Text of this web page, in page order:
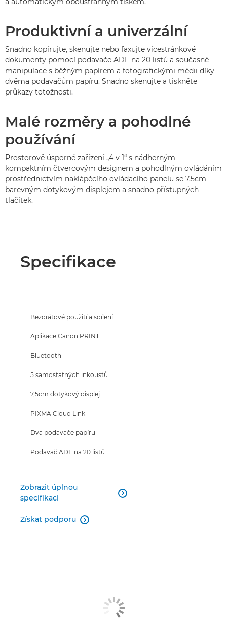
Produktivní a univerzální
Snadno kopírujte, skenujte nebo faxujte vícestránkové
dokumenty pomocí podavače ADF na 20 listů a současné
manipulace s běžným papírem a fotografickými médii díky
dvěma podavačům papíru. Snadno skenujte a tiskněte
průkazy totožnosti.
Malé rozměry a pohodlné
používání
Prostorově úsporné zařízení „4 v 1“ s nádherným
kompaktním čtvercovým designem a pohodlným ovládáním
prostřednictvím naklápěcího ovládacího panelu se 7,5cm
barevným dotykovým displejem a snadno přístupných
tlačítek.
Specifikace
Bezdrátové použití a sdílení
Aplikace Canon PRINT
Bluetooth
5 samostatných inkoustů
7,5cm dotykový displej
PIXMA Cloud Link
Dva podavače papíru
Podavač ADF na 20 listů
Zobrazit úplnou
specifikaci

Získat podporu 